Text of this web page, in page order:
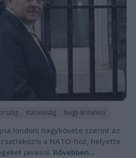
Katonaság Nagy-Britannia
londoni nagykövete szerint az
a NATO-hoz, helyette
javasol. Bővebben...